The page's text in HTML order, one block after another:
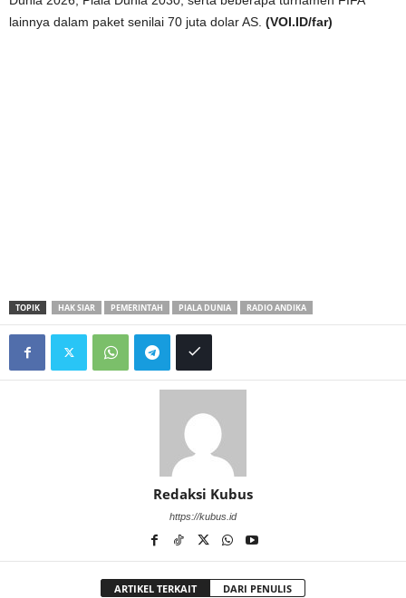
lainnya dalam paket senilai 70 juta dolar AS. (VOI.ID/far)
TOPIK HAK SIAR PEMERINTAH PIALA DUNIA RADIO ANDIKA
Redaksi Kubus
https://kubus.id
ARTIKEL TERKAIT DARI PENULIS